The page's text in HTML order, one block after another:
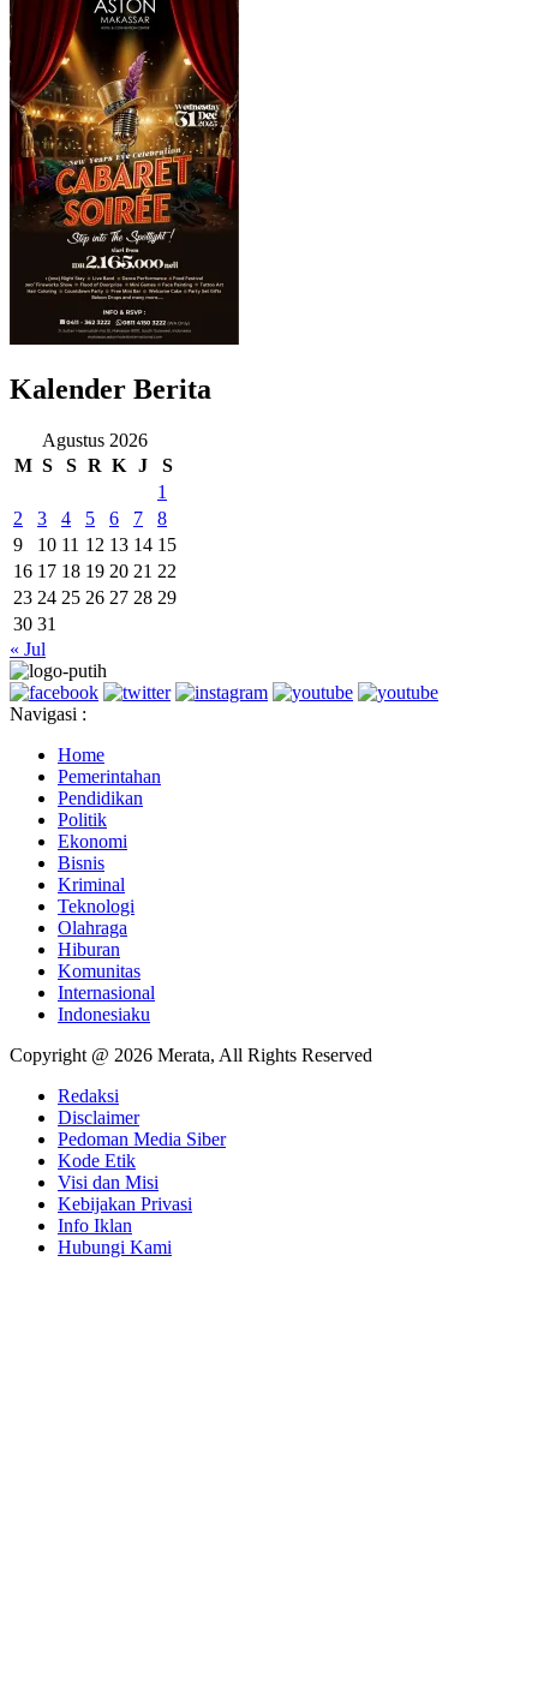
Kalender Berita
Agustus 2026
M S S R K J
S
1
2
3 4 5 6 7
8
9
10 11 12 13 14 15
16 17 18 19 20 21 22
23 24 25 26 27 28 29
30 31
« Jul
Navigasi :
Home
Pemerintahan
Pendidikan
Politik
Ekonomi
Bisnis
Kriminal
Teknologi
Olahraga
Hiburan
Komunitas
Internasional
Indonesiaku
Copyright @ 2026 Merata, All Rights Reserved
Redaksi
Disclaimer
Pedoman Media Siber
Kode Etik
Visi dan Misi
Kebijakan Privasi
Info Iklan
Hubungi Kami